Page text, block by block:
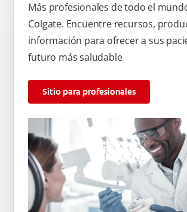
Más profesionales de todo el
Colgate. Encuentre recursos,
información para ofrecer a sus
futuro más saludable
Sitio para profesionales